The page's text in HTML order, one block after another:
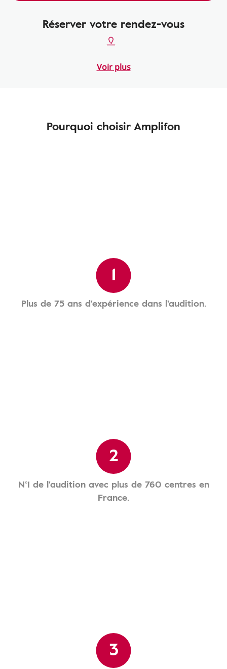
Réserver votre rendez-vous
Voir plus
Pourquoi choisir Amplifon
1
Plus de 75 ans d'expérience dans l'audition.
2
N°1 de l'audition avec plus de 760 centres en
France.
3